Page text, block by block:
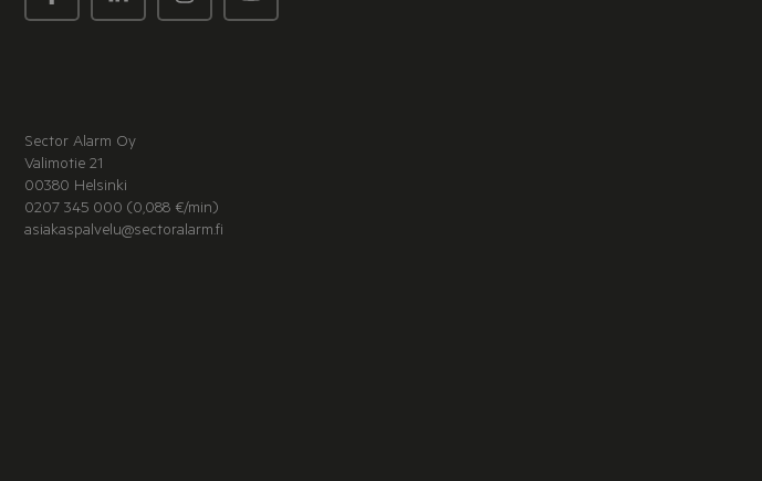
Sector Alarm Oy
Valimotie 21
00380 Helsinki
0207 345 000 (0,088 €/min)
asiakaspalvelu@sectoralarm.fi